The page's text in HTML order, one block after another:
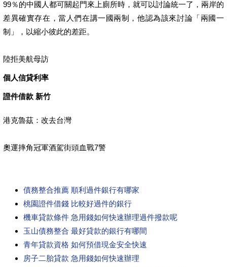
99％的中國人都可關起門來上廁所時，就可以討論統一了，兩岸的
差異確實存在，當人們在講一國兩制，他認為該來討論「兩國一
制」，以縮小彼此的差距。
陸拒美航母訪
個人信貸利率
證件借款 新竹
港克魯茲：改去台灣
奧運摔角冠軍酒駕街頭血戰7警
債務整合推薦 順利過件銀行有哪家
桃園證件借錢 比較好過件的銀行
機車貸款條件 急用錢如何快速辦理過件撥款呢
玉山債務整合 最好貸款的銀行有哪間
青年貸款資格 如何預借現金安全快速
房子二胎貸款 急用錢如何快速辦理